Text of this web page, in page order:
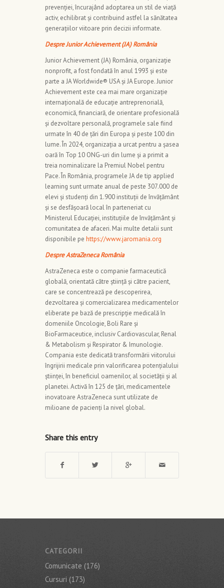
prevenției, încurajând adoptarea un stil de viață
activ, echilibrat și contribuind astfel la sănătatea
generațiilor viitoare prin decizii informate.
Despre Junior Achievement (JA) România
Junior Achievement (JA) România, organizație
nonprofit, a fost fondată în anul 1993 și este
parte a JA Worldwide® USA și JA Europe. Junior
Achievement este cea mai mare organizație
internațională de educație antreprenorială,
economică, financiară, de orientare profesională
și dezvoltare personală, programele sale fiind
urmate în 40 de țări din Europa și peste 100 din
lume. În 2024, organizația a urcat pentru a șasea
oară în Top 10 ONG-uri din lume și a primit a
treia nominalizare la Premiul Nobel pentru
Pace. În România, programele JA de tip applied
learning sunt urmate anual de peste 307.000 de
elevi și studenți din 1.900 instituții de învățământ
și se desfășoară local în parteneriat cu
Ministerul Educației, instituțiile de învățământ și
comunitatea de afaceri. Mai multe detalii sunt
disponibile pe https://www.jaromania.org
Despre AstraZeneca România
AstraZeneca este o companie farmaceutică
globală, orientată către știință și către pacient,
care se concentrează pe descoperirea,
dezvoltarea și comercializarea medicamentelor
eliberate pe bază de prescripție medicală în
domeniile Oncologie, Boli Rare și
BioFarmaceutice, inclusiv Cardiovascular, Renal
& Metabolism și Respirator & Imunologie.
Compania este dedicată transformării viitorului
îngrijirii medicale prin valorificarea potențialului
științei, în beneficiul oamenilor, al societății și al
planetei. Activă în 125 de țări, medicamentele
inovatoare AstraZeneca sunt utilizate de
milioane de pacienți la nivel global.
Share this entry
CATEGORII
Comunicate (176)
Cursuri (173)